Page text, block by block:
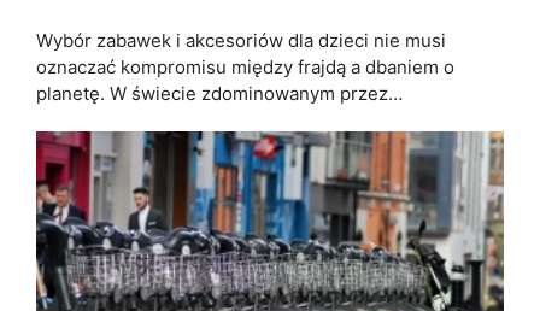
Wybór zabawek i akcesoriów dla dzieci nie musi
oznaczać kompromisu między frajdą a dbaniem o
planetę. W świecie zdominowanym przez…